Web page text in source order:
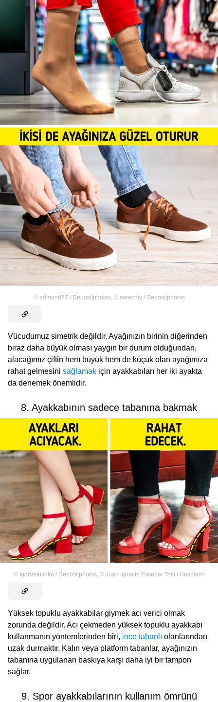
© edmond77 / Depositphotos, © serezniy / Depositphotos
Vücudumuz simetrik değildir. Ayağınızın birinin diğerinden
biraz daha büyük olması yaygın bir durum olduğundan,
alacağımız çiftin hem büyük hem de küçük olan ayağımıza
rahat gelmesini sağlamak için ayakkabıları her iki ayakta
da denemek önemlidir.
8. Ayakkabının sadece tabanına bakmak
© IgorVetushko / Depositphotos, © Juan Ignacio Escobar Tosi / Unsplash
Yüksek topuklu ayakkabılar giymek acı verici olmak
zorunda değildir. Acı çekmeden yüksek topuklu ayakkabı
kullanmanın yöntemlerinden biri, ince tabanlı olanlarından
uzak durmaktır. Kalın veya platform tabanlar, ayağınızın
tabanına uygulanan baskıya karşı daha iyi bir tampon
sağlar.
9. Spor ayakkabılarının kullanım ömrünü